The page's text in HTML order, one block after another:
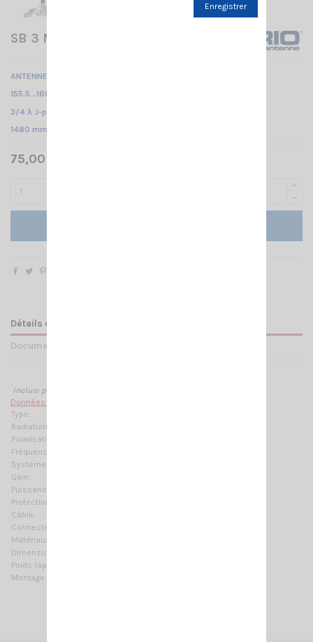
SB 3 M SIRIO
ANTENNE VHF MOBILE MARINE
155.5...160 MHz /
3/4 λ J-pole /
1480 mm
75,00 € TTC
Détails du produit
Documents joints
Inclue: patte de fixation
Données techniques :
Type:
Radiation:
Polarisation:
Fréquences:
Système:
Gain:
Puissance Max:
Protection:
Câble:
Connecteur:
Matériaux:
Dimensions (approx):
Poids (approx):
Montage:
Enregistrer